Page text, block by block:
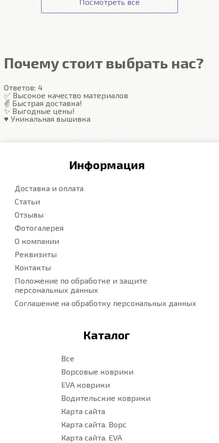
пола. В зависимости от модели автомобиля,
Почему стоит выбрать нас?
Ответов: 4
✅ Высокое качество материалов
✌️ Быстрая доставка!
✨ Выгодные цены!
♥️ Уникальная вышивка
Информация
Доставка и оплата
Статьи
Отзывы
Фотогалерея
О компании
Реквизиты
Контакты
Положение по обработке и защите
персональных данных
Соглашение на обработку персональных данных
Каталог
Все
Ворсовые коврики
EVA коврики
Водительские коврики
Карта сайта
Карта сайта. Ворс
Карта сайта. EVA